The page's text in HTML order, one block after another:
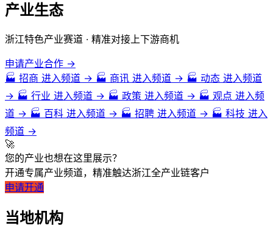
文化特色
历史文化：浙江是中国古代文明的发祥地之一，拥有丰富的历史文化遗
存，如良渚文化、河姆渡文化、马家浜文化等。此外，浙江还孕育了许多文
人墨客、文化名人，如王羲之、陆游、宋濂等。
古建筑文化：浙江的古建筑文化也十分丰富，如杭州的西湖十景、绍兴
传统和文化底蕴。
茶文化：浙江是中国的产茶大省，有着悠久的茶文化历史。浙江的茶文
化不仅包括茶叶的种植和生产，还包括茶道的传承和发展。
丝绸文化：浙江的丝绸文化也十分著名，杭州的丝绸产品以其精美的质
量和独特的设计而闻名于世。
糕等。这些民俗活动反映了浙江人民的生活习惯和传统文化。
产业生态
浙江特色产业赛道 · 精准对接上下游商机
申请产业合作 →
🏭 招商 进入频道 → 🏭 商讯 进入频道 → 🏭 动态 进入频道
→ 🏭 行业 进入频道 → 🏭 政策 进入频道 → 🏭 观点 进入频
道 → 🏭 百科 进入频道 → 🏭 招聘 进入频道 → 🏭 科技 进入
频道 →
🚀
您的产业也想在这里展示？
开通专属产业频道，精准触达浙江全产业链客户
申请开通
当地机构